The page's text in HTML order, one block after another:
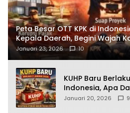
Peta Besar OTT KPK di
Kepala Daerah, Begini Wajah
Terbongkar
Januari 23, 2026 10
KUHP Baru
Indonesia, Apa
Kehidupan
Januari 20, 2026 9